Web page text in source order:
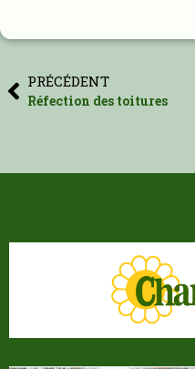
PRÉCÉDENT
Réfection des toitures